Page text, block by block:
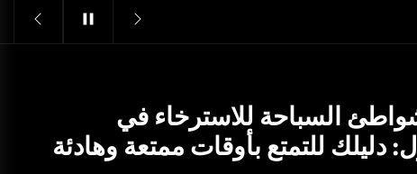
فتح اقفال الزهراء: تحقيق الأمان
السباحة للاسترخاء في
دليلك للتمتع بأوقات ممتعة وهادئة